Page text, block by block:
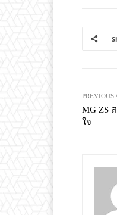
PREVIOUS
MG ZS
ใจ